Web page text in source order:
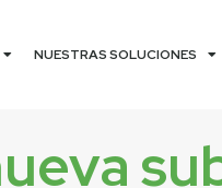
NUESTRAS SOLUCIONES